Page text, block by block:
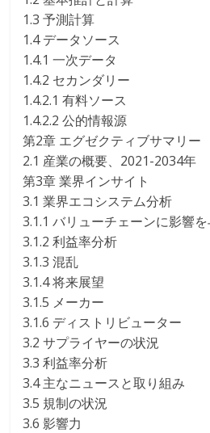
1.3 予測計算
1.4 データソース
1.4.1 一次データ
1.4.2 セカンダリー
1.4.2.1 有料ソース
1.4.2.2 公的情報源
第2章 エグゼクティブサマリー
2.1 産業の概要、2021-2034年
第3章 業界インサイト
3.1 業界エコシステム分析
3.1.1 バリューチェーンに影響
3.1.2 利益率分析
3.1.3 混乱
3.1.4 将来展望
3.1.5 メーカー
3.1.6 ディストリビューター
3.2 サプライヤーの状況
3.3 利益率分析
3.4 主なニュースと取り組み
3.5 規制の状況
3.6 影響力